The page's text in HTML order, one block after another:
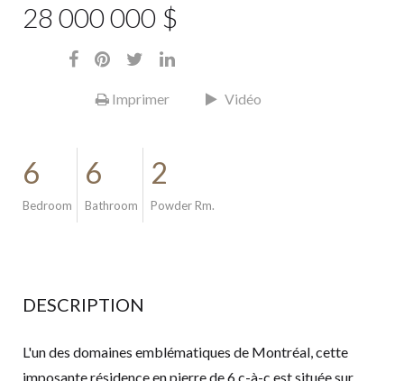
28 000 000 $
Imprimer Vidéo
6
Bedroom
6
Bathroom
2
Powder Rm.
DESCRIPTION
L'un des domaines emblématiques de Montréal, cette
imposante résidence en pierre de 6 c-à-c est située sur